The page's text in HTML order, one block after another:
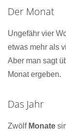
Der Monat
Ungefähr vier
etwas mehr als
Aber man sagt
Monat ergeben.
Das Jahr
Zwölf Monate